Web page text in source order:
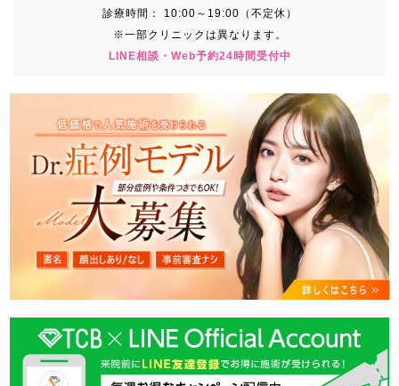
診療時間：
10:00～19:00（不定休）
※一部クリニックは異なります。
LINE相談・Web予約24時間受付中